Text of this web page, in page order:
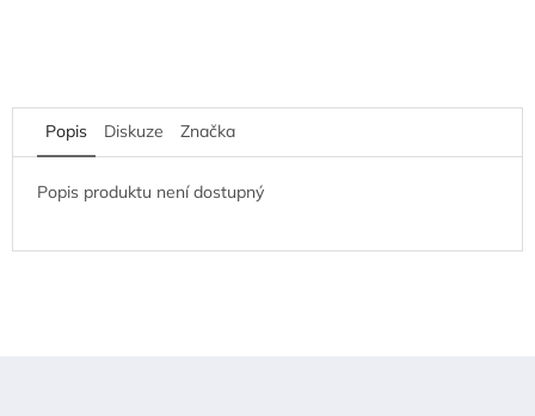
Popis Diskuze Značka
Popis produktu není dostupný